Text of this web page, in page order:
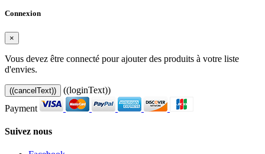
Connexion
×
Vous devez être connecté pour ajouter des produits à votre liste
d'envies.
((cancelText))
((loginText))
Payment
Suivez nous